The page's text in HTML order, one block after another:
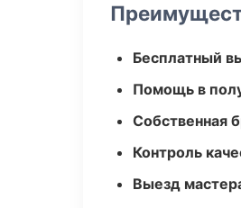
Бесплатный
Помощь в
Собственная
Контроль
Выезд